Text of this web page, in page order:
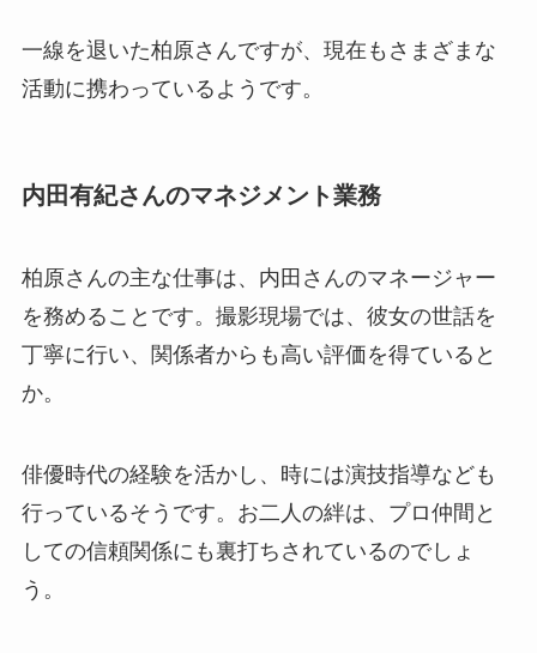
一線を退いた柏原さんですが、現在もさまざまな
活動に携わっているようです。
内田有紀さんのマネジメント業務
柏原さんの主な仕事は、内田さんのマネージャー
を務めることです。撮影現場では、彼女の世話を
丁寧に行い、関係者からも高い評価を得ていると
か。
俳優時代の経験を活かし、時には演技指導なども
行っているそうです。お二人の絆は、プロ仲間と
しての信頼関係にも裏打ちされているのでしょ
う。